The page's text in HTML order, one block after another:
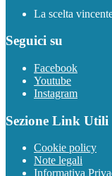
La scelta
Seguici su
Facebook
Youtube
Instagram
Sezione Link Utili
Cookie policy
Note legali
Informativa